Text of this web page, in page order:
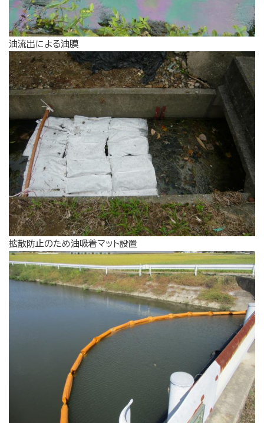
油流出による油膜
拡散防止のため油吸着マット設置